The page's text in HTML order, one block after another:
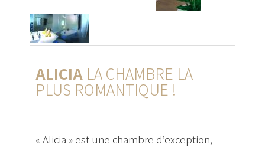
ALICIALA CHAMBRE LA
PLUS ROMANTIQUE !
« Alicia » est une chambre d’exception,